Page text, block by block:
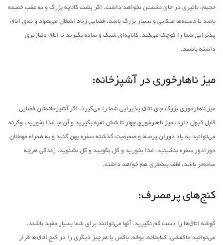
حجیم، تاثیری در جای نشستن نخواهد داشت. اگر پشت کاناپه بزرگ و به عقب خمیده
باشد یا دسته‌ها متکایی و بسیار بزرگ باشد، فضایی زیاد اشغال می‌شود و نمای اتاق
پذیرایی شما را کوچک می‌کند. کاناپه‌ای شیک و ساده بگیرید تا اتاق دلبازتری
داشته باشید.
میز ناهارخوری در آشپزخانه:
میز ناهارخوری بزرگ جای اتاق پذیرایی شما را می‌گیرد. اگر آشپزخانه‌تان فضایی
قابل قبول دارد، میز ناهارخوری چهار تا شش نفره بگیرید و آن جا غذا بخورید. وگرنه
می‌توانید به یاد دوران پرصفا و صمیمیت گذشته سفره پهن کنید و به همراه مهمانان
دورادور سفره بنشینید، غذا بخورید و گل بگویید و گل بشنوید. زندگی هرچه
ساده‌تر باشد، لطف بیشتری هم خواهد داشت.
کنج‌های پرمصرف:
گوشه اتاق‌ها را دست کم نگیرید. آنها می‌توانند برای شما بسیار مفید باشند.
می‌توانید جاکفشی، کتابخانه، بوفه، باکس یا هرچیز دیگری را در کنج اتاق‌ها قرار